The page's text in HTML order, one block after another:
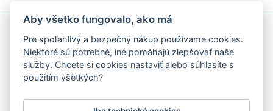
Akceptujeme všetky bežné platobné karty
Aby všetko fungovalo, ako má
Pre spoľahlivý a bezpečný nákup používame cookies.
Niektoré sú potrebné, iné pomáhajú zlepšovať naše
služby. Chcete sicookies nastaviť alebo súhlasíte s
použitím všetkých?